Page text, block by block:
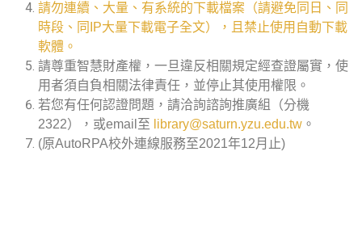
請勿連續、大量、有系統的下載檔案（請避免同日、同
時段、同IP大量下載電子全文），且禁止使用自動下載
軟體。
請尊重智慧財產權，一旦違反相關規定經查證屬實，使
用者須自負相關法律責任，並停止其使用權限。
若您有任何認證問題，請洽詢諮詢推廣組（分機
2322），或email至 library@saturn.yzu.edu.tw 。
(原AutoRPA校外連線服務至2021年12月止)